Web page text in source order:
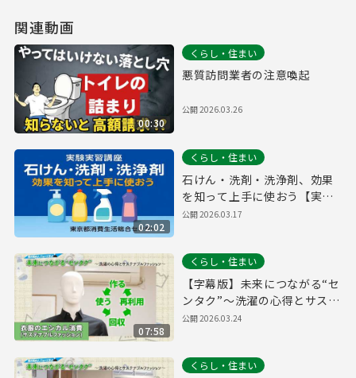
関連動画
00:30
くらし・住まい
悪質訪問業者の注意喚起
公開2026.03.26
02:02
くらし・住まい
石けん・洗剤・洗浄剤、効果
を知って上手に使おう【実験
実習講座より】
公開2026.03.17
07:58
くらし・住まい
【字幕版】未来につながる“セ
ンタク”～洗濯の心得とサステ
ナブルファッション～【衣類
公開2026.03.24
くらし・住まい